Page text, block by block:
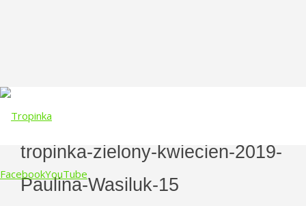
FacebookYouTube
tropinka-zielony-kwiecien-2019-
Paulina-Wasiluk-15